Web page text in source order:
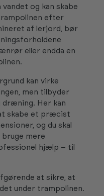
og kan skabe
efter
af lerjord, bør
eller endda en
kan virke
men tilbyder
dræning. Her kan
skabe et præcist
og du skal
mere
hjælp – til
at sikre, at
under trampolinen.